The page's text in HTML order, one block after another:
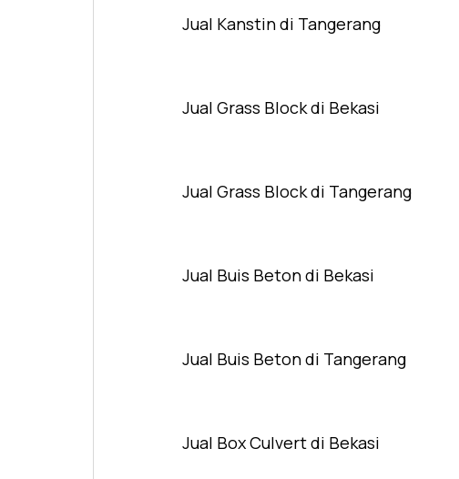
Jual Kanstin di Tangerang
Jual Grass Block di Bekasi
Jual Grass Block di Tangerang
Jual Buis Beton di Bekasi
Jual Buis Beton di Tangerang
Jual Box Culvert di Bekasi